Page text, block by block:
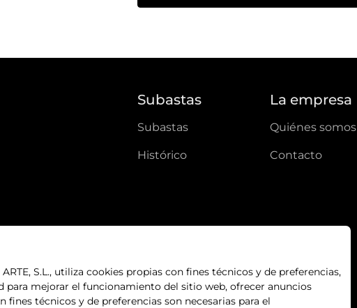
Subastas
subastas
histórico
La empresa
quiénes somos
contacto
S.L., utiliza cookies propias con fines técnicos y de preferencias,
para mejorar el funcionamiento del sitio web, ofrecer anuncios
fines técnicos y de preferencias son necesarias para el